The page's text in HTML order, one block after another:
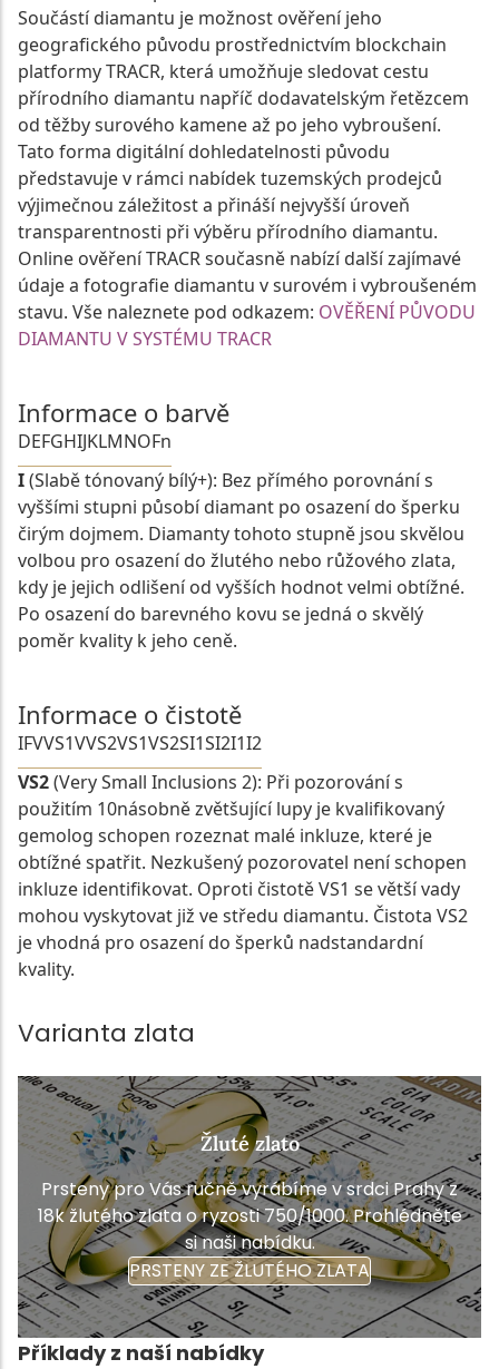
Součástí diamantu je možnost ověření jeho
geografického původu prostřednictvím blockchain
platformy TRACR, která umožňuje sledovat cestu
přírodního diamantu napříč dodavatelským řetězcem
od těžby surového kamene až po jeho vybroušení.
Tato forma digitální dohledatelnosti původu
představuje v rámci nabídek tuzemských prodejců
výjimečnou záležitost a přináší nejvyšší úroveň
transparentnosti při výběru přírodního diamantu.
Online ověření TRACR současně nabízí další zajímavé
údaje a fotografie diamantu v surovém i vybroušeném
stavu. Vše naleznete pod odkazem: OVĚŘENÍ PŮVODU
DIAMANTU V SYSTÉMU TRACR
Informace o barvě
DEFGHIJKLMNOFn
I(Slabě tónovaný bílý+): Bez přímého porovnání s
vyššími stupni působí diamant po osazení do šperku
čirým dojmem. Diamanty tohoto stupně jsou skvělou
volbou pro osazení do žlutého nebo růžového zlata,
kdy je jejich odlišení od vyšších hodnot velmi obtížné.
Po osazení do barevného kovu se jedná o skvělý
poměr kvality k jeho ceně.
Informace o čistotě
IFVVS1VVS2VS1VS2SI1SI2I1I2
VS2(Very Small Inclusions 2): Při pozorování s
použitím 10násobně zvětšující lupy je kvalifikovaný
gemolog schopen rozeznat malé inkluze, které je
obtížné spatřit. Nezkušený pozorovatel není schopen
inkluze identifikovat. Oproti čistotě VS1 se větší vady
mohou vyskytovat již ve středu diamantu. Čistota VS2
je vhodná pro osazení do šperků nadstandardní
kvality.
Varianta zlata
Žluté zlato
Prsteny pro Vás ručně vyrábíme v srdci Prahy z
18k žlutého zlata o ryzosti 750/1000. Prohlédněte
si naši nabídku.
PRSTENY ZE ŽLUTÉHO ZLATA
Příklady z naší nabídky